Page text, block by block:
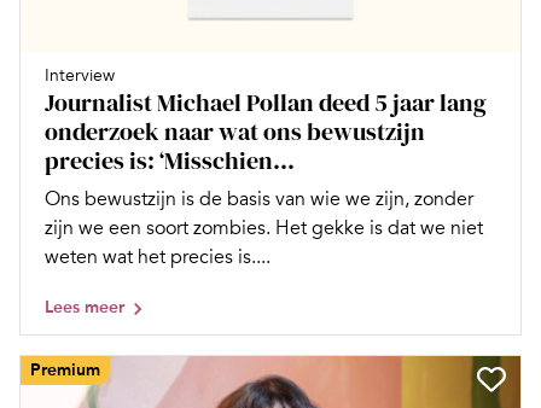
Interview
Journalist Michael Pollan deed 5 jaar lang
onderzoek naar wat ons bewustzijn
precies is: ‘Misschien...
Ons bewustzijn is de basis van wie we zijn, zonder
zijn we een soort zombies. Het gekke is dat we niet
weten wat het precies is....
Lees meer
Premium